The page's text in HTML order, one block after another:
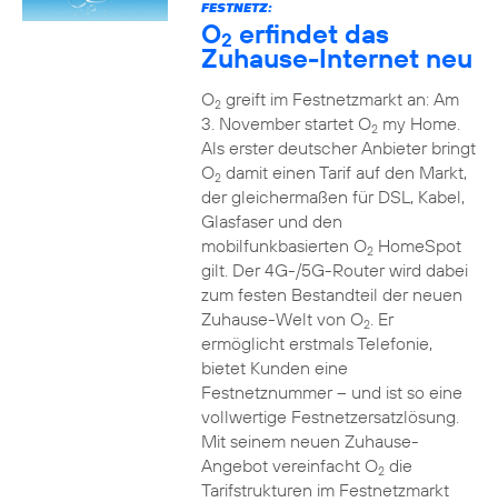
FESTNETZ:
O2 erfindet das
Zuhause-Internet neu
O2greift im Festnetzmarkt an: Am
3. November startet O2my Home.
Als erster deutscher Anbieter bringt
O2damit einen Tarif auf den Markt,
der gleichermaßen für DSL, Kabel,
Glasfaser und den
mobilfunkbasierten O2HomeSpot
gilt. Der 4G-/5G-Router wird dabei
zum festen Bestandteil der neuen
Zuhause-Welt von O2. Er
ermöglicht erstmals Telefonie,
bietet Kunden eine
Festnetznummer – und ist so eine
vollwertige Festnetzersatzlösung.
Mit seinem neuen Zuhause-
Angebot vereinfacht O2die
Tarifstrukturen im Festnetzmarkt